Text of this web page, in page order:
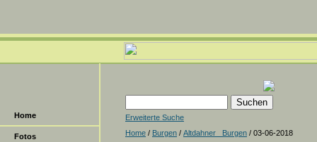
Home
Fotos
Erweiterte Suche
Home / Burgen / Altdahner _Burgen / 03-06-2018